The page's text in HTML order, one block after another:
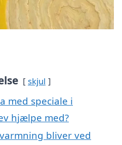
skjul
med speciale i
hjælpe med?
bliver ved